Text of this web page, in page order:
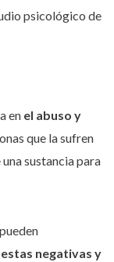
psicológico de
en el abuso y
que la sufren
sustancia para
negativas y